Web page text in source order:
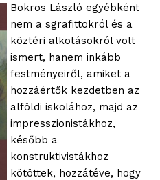
Bokros László egyébként
nem a sgrafittokról és a
köztéri alkotásokról volt
ismert, hanem inkább
festményeiről, amiket a
hozzáértők kezdetben az
alföldi iskolához, majd az
impresszionistákhoz,
később a
konstruktivistákhoz
kötöttek, hozzátéve, hogy